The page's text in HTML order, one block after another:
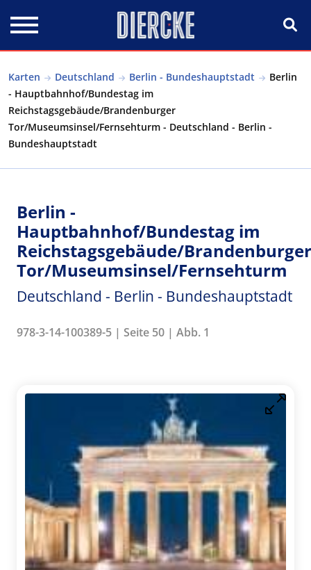
Karten Deutschland Berlin - Bundeshauptstadt
Berlin
- Hauptbahnhof/Bundestag im
Reichstagsgebäude/Brandenburger
Tor/Museumsinsel/Fernsehturm - Deutschland - Berlin -
Bundeshauptstadt
Berlin -
Hauptbahnhof/Bundestag im
Reichstagsgebäude/Brandenburger
Tor/Museumsinsel/Fernsehturm
Deutschland - Berlin - Bundeshauptstadt
978-3-14-100389-5 | Seite 50 | Abb. 1